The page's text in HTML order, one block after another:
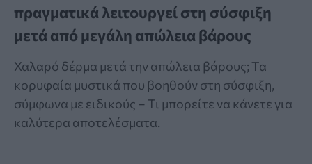
πραγματικά λειτουργεί στη σύσφιξη
μετά από μεγάλη απώλεια βάρους
Χαλαρό δέρμα μετά την απώλεια βάρους; Τα
κορυφαία μυστικά που βοηθούν στη σύσφιξη,
σύμφωνα με ειδικούς – Τι μπορείτε να κάνετε για
καλύτερα αποτελέσματα.